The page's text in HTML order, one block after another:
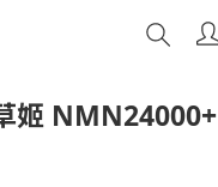
姬 NMN24000+